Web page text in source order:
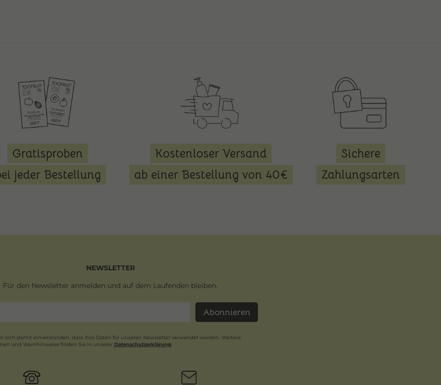
Gratisproben
jeder Bestellung
Kostenloser Versand
ab einer Bestellung von 40€
Sichere
Zahlungsarten
NEWSLETTER
Für den Newsletter anmelden und auf dem Laufenden bleiben.
Abonnieren
sich damit einverstanden, dass Ihre Daten für unseren Newsletter verwendet werden. Weitere
und Warnhinweise finden Sie in unserer Daten­schutz­erklärung